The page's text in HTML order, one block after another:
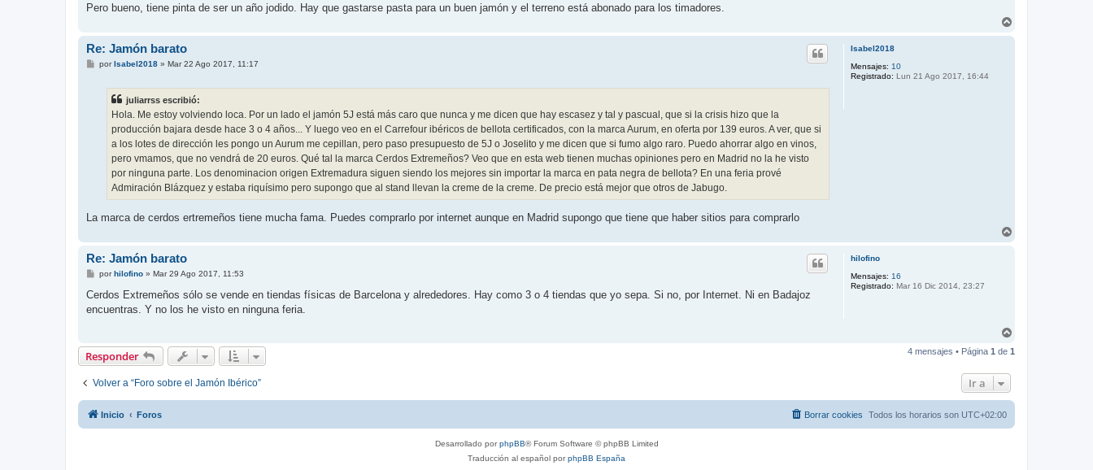
Pero bueno, tiene pinta de ser un año jodido. Hay que gastarse pasta para un buen jamón y el terreno está abonado para los timadores.
Isabel2018
Mensajes: 10
Registrado: Lun 21 Ago 2017, 16:44
Re: Jamón barato
MporIsabel2018» Mar 22 Ago 2017, 11:17
juliarrss escribió:
Hola. Me estoy volviendo loca. Por un lado el jamón 5J está más caro que nunca y me dicen que hay escasez y tal y pascual, que si la crisis hizo que la
producción bajara desde hace 3 o 4 años... Y luego veo en el Carrefour ibéricos de bellota certificados, con la marca Aurum, en oferta por 139 euros. A ver, que si
a los lotes de dirección les pongo un Aurum me cepillan, pero paso presupuesto de 5J o Joselito y me dicen que si fumo algo raro. Puedo ahorrar algo en vinos,
pero vmamos, que no vendrá de 20 euros. Qué tal la marca Cerdos Extremeños? Veo que en esta web tienen muchas opiniones pero en Madrid no la he visto
por ninguna parte. Los denominacion origen Extremadura siguen siendo los mejores sin importar la marca en pata negra de bellota? En una feria prové
Admiración Blázquez y estaba riquísimo pero supongo que al stand llevan la creme de la creme. De precio está mejor que otros de Jabugo.
La marca de cerdos ertremeños tiene mucha fama. Puedes comprarlo por internet aunque en Madrid supongo que tiene que haber sitios para comprarlo
hilofino
Mensajes: 16
Registrado: Mar 16 Dic 2014, 23:27
Re: Jamón barato
M
n
a
porhilofino» Mar 29 Ago 2017, 11:53
Cerdos Extremeños sólo se vende en tiendas físicas de Barcelona y alrededores. Hay como 3 o 4 tiendas que yo sepa. Si no, por Internet. Ni en Badajoz
encuentras. Y no los he visto en ninguna feria.
r
Responder 4 mensajes • Página 1 de 1
Volver a “Foro sobre el Jamón Ibérico” Ir a
Inicio Foros Todos los horarios son UTC+02:00
Borrar cookies
Desarrollado porphpBB® Forum Software © phpBB Limited
Traducción al español porphpBB España